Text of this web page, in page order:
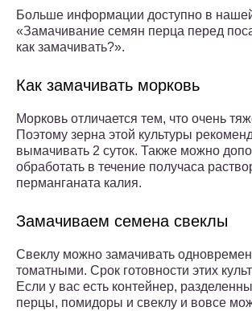
Больше информации доступно в
«Замачивание семян перца перед
как замачивать?».
Как замачивать морковь
Морковь отличается тем, что очень
Поэтому зерна этой культуры
вымачивать 2 суток. Также можно
обработать в течение получаса
перманганата калия.
Замачиваем семена свеклы
Свеклу можно замачивать
томатными. Срок готовности этих
Если у вас есть контейнер,
перцы, помидоры и свеклу и вовсе